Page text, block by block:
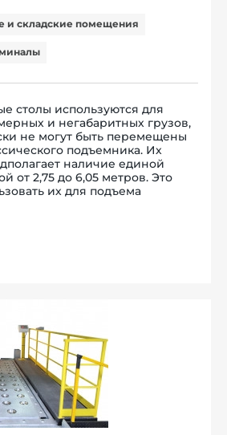
и складские помещения
столы используются для
и негабаритных грузов,
не могут быть перемещены
подъемника. Их
наличие единой
от 2,75 до 6,05 метров. Это
их для подъема